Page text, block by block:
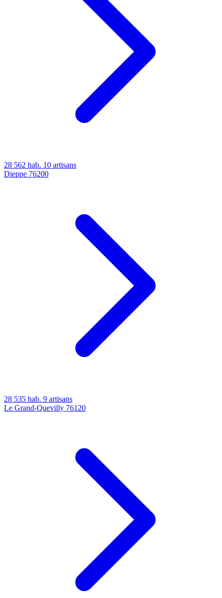
28 562 hab. 10 artisans
Dieppe 76200
28 535 hab. 9 artisans
Le Grand-Quevilly 76120